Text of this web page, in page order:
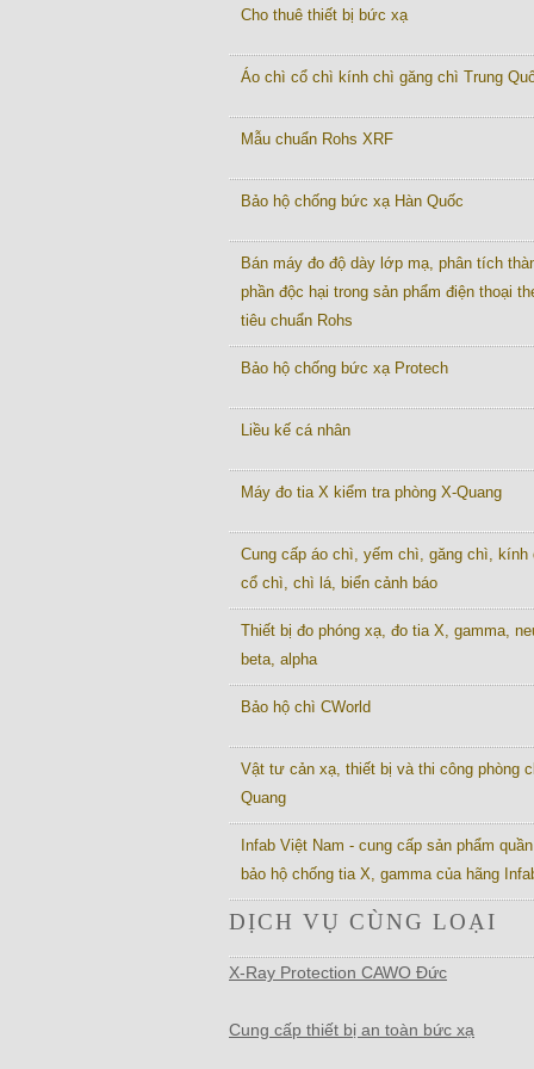
Cho thuê thiết bị bức xạ
Áo chì cổ chì kính chì găng chì Trung
Mẫu chuẩn Rohs XRF
Bảo hộ chống bức xạ Hàn Quốc
Bán máy đo độ dày lớp mạ, phân tích
phần độc hại trong sản phẩm điện thoại
tiêu chuẩn Rohs
Bảo hộ chống bức xạ Protech
Liều kế cá nhân
Máy đo tia X kiểm tra phòng X-Quang
Cung cấp áo chì, yếm chì, găng chì, kính
cổ chì, chì lá, biển cảnh báo
Thiết bị đo phóng xạ, đo tia X, gamma,
beta, alpha
Bảo hộ chì CWorld
Vật tư cản xạ, thiết bị và thi công phòng
Quang
Infab Việt Nam - cung cấp sản phẩm
bảo hộ chống tia X, gamma của hãng
DỊCH VỤ CÙNG LOẠI
X-Ray Protection CAWO Đức
Cung cấp thiết bị an toàn bức xạ